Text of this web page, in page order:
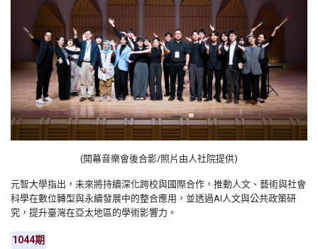
(開幕音樂會後合影/照片由人社院提供)
元智大學指出，未來將持續深化跨校與國際合作，推動人文、藝術與社會
科學在數位轉型與永續發展中的整合應用，並透過AI人文與公共政策研
究，提升臺灣在亞太地區的學術影響力。
1044期